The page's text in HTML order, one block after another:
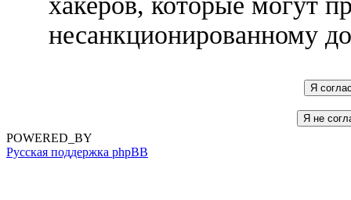
несанкционированному
POWERED_BY
Русская поддержка phpBB